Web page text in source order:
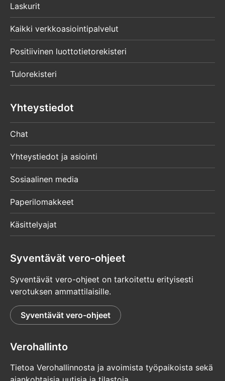
Laskurit
Kaikki verkkoasiointipalvelut
Positiivinen luottotietorekisteri
Tulorekisteri
Yhteystiedot
Chat
Yhteystiedot ja asiointi
Sosiaalinen media
Paperilomakkeet
Käsittelyajat
Syventävät vero-ohjeet
Syventävät vero-ohjeet on tarkoitettu erityisesti
verotuksen ammattilaisille.
Syventävät vero-ohjeet
Verohallinto
Tietoa Verohallinnosta ja avoimista työpaikoista sekä